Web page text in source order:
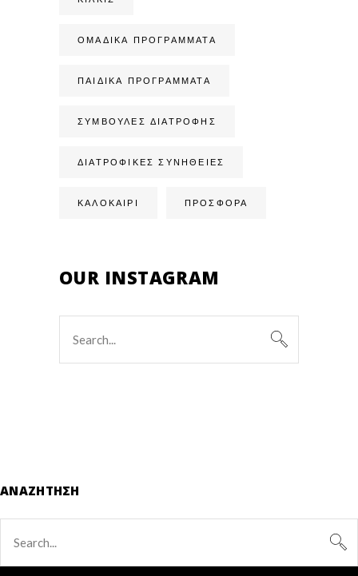
ΟΜΑΔΙΚΆ ΠΡΟΓΡΆΜΜΑΤΑ
ΠΑΙΔΙΚΆ ΠΡΟΓΡΆΜΜΑΤΑ
ΣΥΜΒΟΥΛΈΣ ΔΙΑΤΡΟΦΉΣ
ΔΙΑΤΡΟΦΙΚΈΣ ΣΥΝΉΘΕΙΕΣ
ΚΑΛΟΚΑΙΡΙ ΠΡΟΣΦΟΡΑ
OUR INSTAGRAM
ΑΝΑΖΉΤΗΣΗ